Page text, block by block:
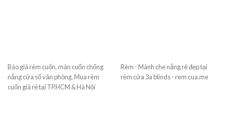
Báo giá rèm cuốn, màn cuốn chống
nắng cửa sổ văn phòng. Mua rèm
cuốn giá rẻ tại TP.HCM & Hà Nội
Rèm - Mành che nắng rẻ đẹp tại
rèm cửa 3a blinds - rem cua.me